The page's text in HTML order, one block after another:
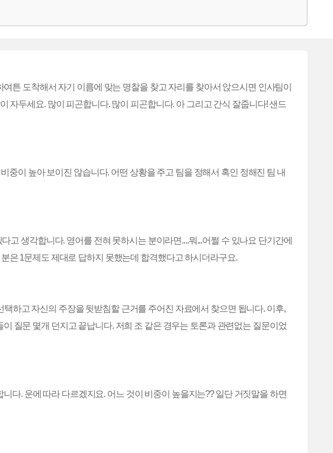
튼 도착해서 자기 이름에 맞는 명찰을 찾고 자리를 찾아서 앉으시면 인사팀이
자두세요. 많이 피곤합니다. 많이 피곤합니다. 아 그리고 간식 잘줍니다! 샌드
중이 높아 보이진 않습니다. 어떤 상황을 주고 팀을 정해서 혹인 정해진 팀 내
고 생각합니다. 영어를 전혀 못하시는 분이라면....뭐...어쩔 수 있나요 단기간에
은 1문제도 제대로 답하지 못했는데 합격했다고 하시더라구요.
하고 자신의 주장을 뒷받침할 근거를 주어진 자료에서 찾으면 됩니다. 이후,
질문 몇개 던지고 끝납니다. 저희 조 같은 경우는 토론과 관련없는 질문이었
다. 운에 따라 다르겠지요. 어느 것이 비중이 높을지는?? 일단 거짓말을 하면